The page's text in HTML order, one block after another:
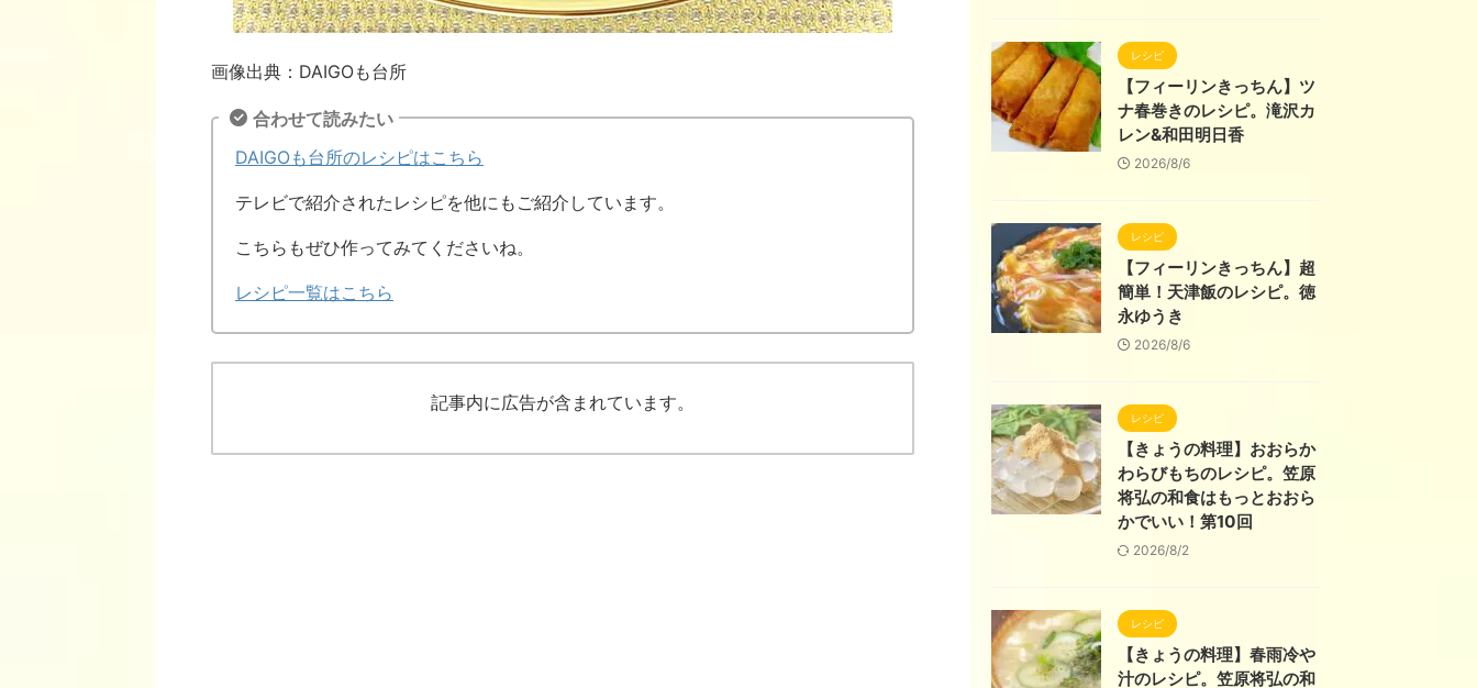
画像出典：DAIGOも台所
合わせて読みたい
DAIGOも台所のレシピはこちら
テレビで紹介されたレシピを他にもご紹介しています。
こちらもぜひ作ってみてくださいね。
レシピ一覧はこちら
記事内に広告が含まれています。
レシピ
【フィーリンきっちん】ツ
ナ春巻きのレシピ。滝沢カ
レン&和田明日香
2026/8/6
レシピ
【フィーリンきっちん】超
簡単！天津飯のレシピ。徳
永ゆうき
2026/8/6
レシピ
【きょうの料理】おおらか
わらびもちのレシピ。笠原
将弘の和食はもっとおおら
かでいい！第10回
2026/8/2
レシピ
【きょうの料理】春雨冷や
汁のレシピ。笠原将弘の和